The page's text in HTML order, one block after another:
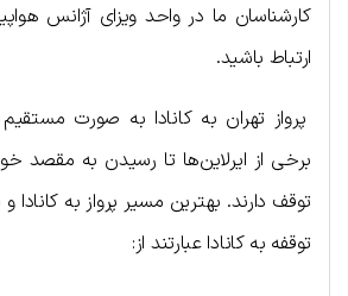
کارشناسان ما در واحد ویزای آژانس
ارتباط باشید.
پرواز تهران به کانادا به صورت
برخی از ایرلاین‌ها تا رسیدن به مقصد
توقف دارند. بهترین مسیر پرواز به کانادا
توقفه به کانادا عبارتند از: